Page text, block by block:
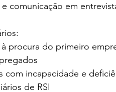
e comunicação em
à procura do primeiro
com incapacidade e
de RSI